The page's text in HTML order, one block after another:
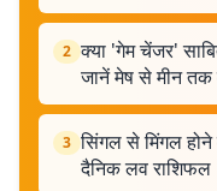
2 क्या 'गेम चेंजर'
जानें मेष से मीन
3 सिंगल से मिंगल
दैनिक लव राशिफल